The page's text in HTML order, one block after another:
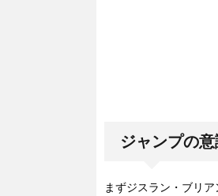
ジャンプの意
まずジスラン・ブリ